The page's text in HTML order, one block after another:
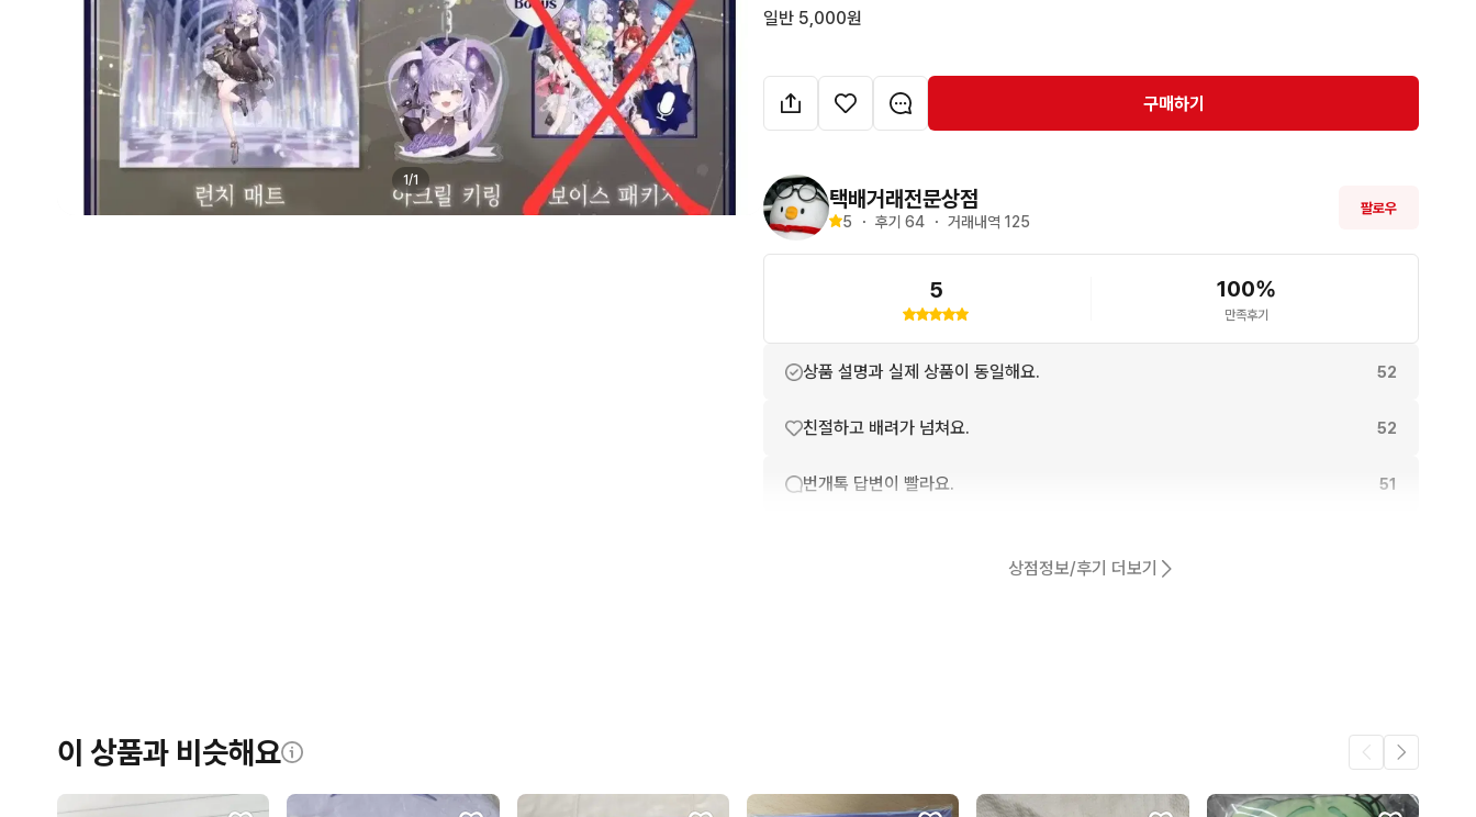
1/1
일반 5,000원
구매하기
택배거래전문상점
5 ・ 후기 64 ・ 거래내역 125
팔로우
5 100%
만족후기
상품 설명과 실제 상품이 동일해요. 52
친절하고 배려가 넘쳐요. 52
번개톡 답변이 빨라요. 51
상점정보/후기 더보기
이 상품과 비슷해요